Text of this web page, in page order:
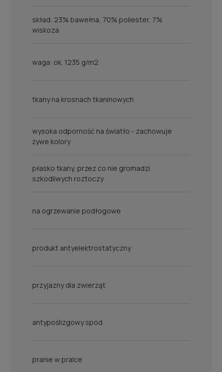
skład: 23% bawełna, 70% poliester, 7%
wiskoza
waga: ok. 1235 g/m2
tkany na krosnach tkaninowych
wysoka odporność na światło - zachowuje
żywe kolory
płasko tkany, przez co nie gromadzi
szkodliwych roztoczy
na ogrzewanie podłogowe
produkt antyelektrostatyczny
przyjazny dla zwierząt
antypoślizgowy spód
pranie w pralce